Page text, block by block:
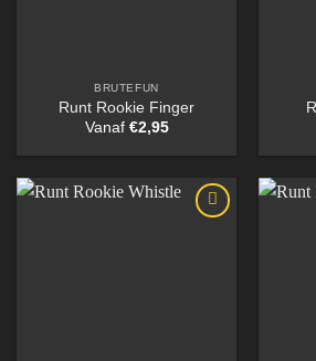
BRUTEFUN
Runt Rookie Finger
Vanaf €2,95